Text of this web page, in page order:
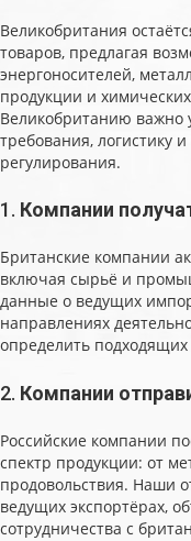
Великобритания
товаров, предлагая
энергоносителей,
продукции и
Великобританию важно
требования, логистику
регулирования.
1. Компании
Британские компании
включая сырьё и
данные о ведущих
направлениях
определить
2. Компании
Российские компании
спектр продукции: от
продовольствия. Наши
ведущих экспортёрах,
сотрудничества с